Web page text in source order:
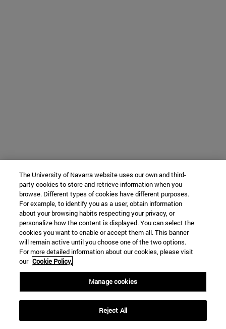
The University of Navarra website uses our own and third-
party cookies to store and retrieve information when you
browse. Different types of cookies have different purposes.
For example, to identify you as a user, obtain information
about your browsing habits respecting your privacy, or
personalize how the content is displayed. You can select the
cookies you want to enable or accept them all. This banner
will remain active until you choose one of the two options.
For more detailed information about our cookies, please visit
our Cookie Policy.
Manage cookies
Reject All